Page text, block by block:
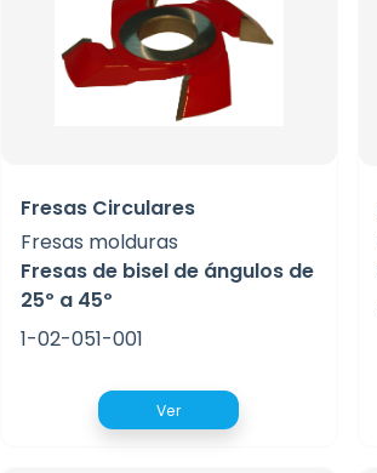
Fresas Circulares
Fresas molduras
Fresas de bisel de ángulos de
25º a 45º
1-02-051-001
Ver